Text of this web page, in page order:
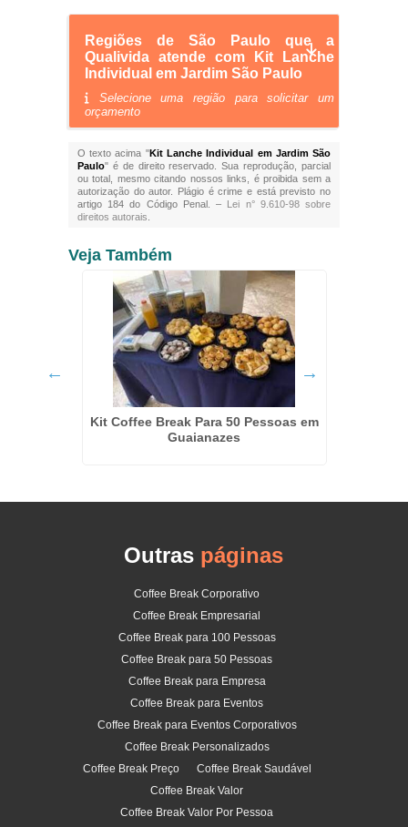
Regiões de São Paulo que a
Qualivida atende com Kit Lanche
Individual em Jardim São Paulo
Selecione uma região para solicitar um
orçamento
O texto acima "Kit Lanche Individual em Jardim São
Paulo" é de direito reservado. Sua reprodução, parcial
ou total, mesmo citando nossos links, é proibida sem a
autorização do autor. Plágio é crime e está previsto no
artigo 184 do Código Penal. – Lei n° 9.610-98 sobre
direitos autorais
Veja Também
Kit Coffee Break Para 50 Pessoas em
Guaianazes
Outras páginas
Coffee Break Corporativo
Coffee Break Empresarial
Coffee Break para 100 Pessoas
Coffee Break para 50 Pessoas
Coffee Break para Empresa
Coffee Break para Eventos
Coffee Break para Eventos Corporativos
Coffee Break Personalizados
Coffee Break Preço
Coffee Break Saudável
Coffee Break Valor
Coffee Break Valor Por Pessoa